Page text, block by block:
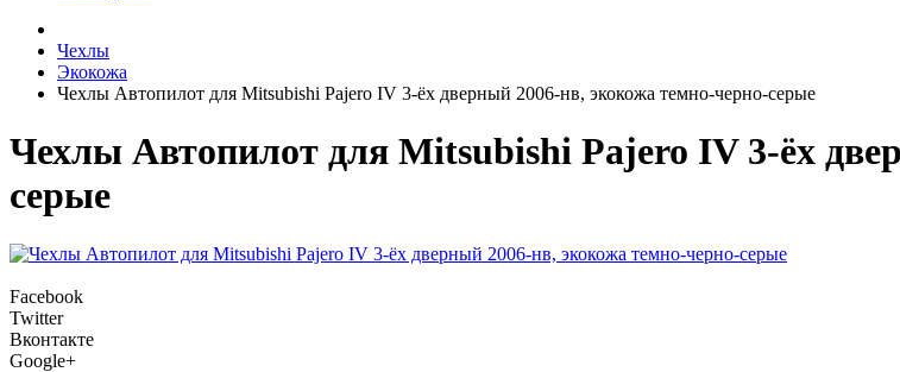
Чехлы
Экокожа
Чехлы Автопилот для Mitsubishi Pajero IV 3-ёх дверный 2006-нв, экокожа темно-черно-серые
Чехлы Автопилот для Mitsubishi Pajero IV 3-ёх
серые
Facebook
Twitter
Вконтакте
Google+